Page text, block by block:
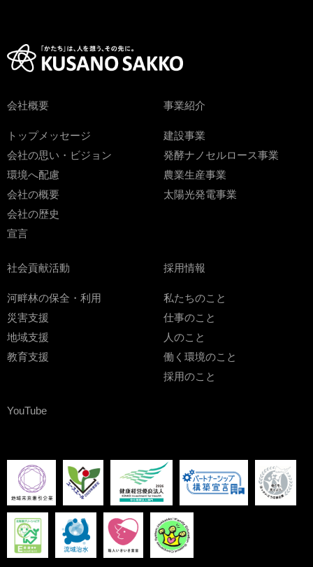
会社概要
トップメッセージ
会社の思い・ビジョン
環境へ配慮
会社の概要
会社の歴史
宣言
事業紹介
建設事業
発酵ナノセルロース事業
農業生産事業
太陽光発電事業
社会貢献活動
河畔林の保全・利用
災害支援
地域支援
教育支援
採用情報
私たちのこと
仕事のこと
人のこと
働く環境のこと
採用のこと
YouTube